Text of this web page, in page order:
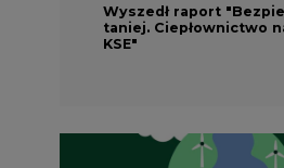
Wyszedł raport
taniej. Ciepłownictwo
KSE"